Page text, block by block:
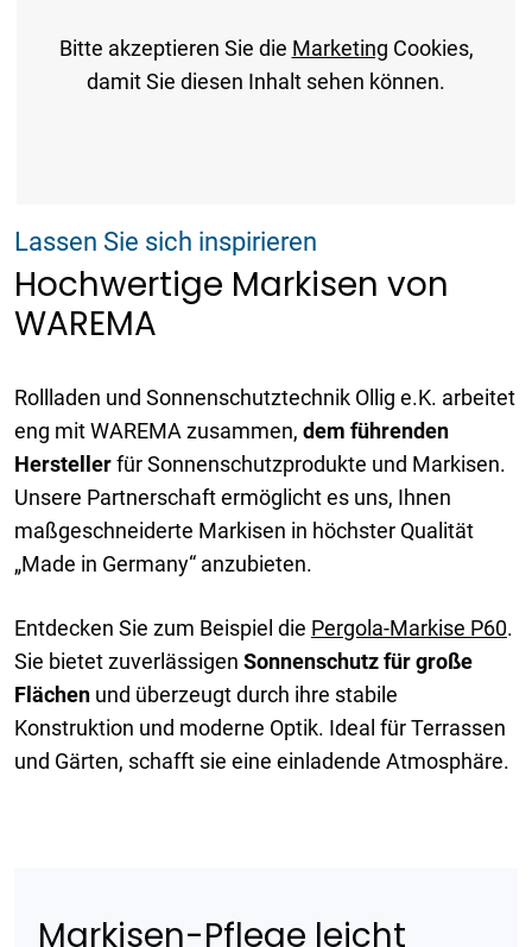
Bitte akzeptieren Sie die Marketing Cookies,
damit Sie diesen Inhalt sehen können.
Lassen Sie sich inspirieren
Hochwertige Markisen von
WAREMA
Rollladen und Sonnenschutztechnik Ollig e.K. arbeitet
eng mit WAREMA zusammen, dem führenden
Herstellerfür Sonnenschutzprodukte und Markisen.
Unsere Partnerschaft ermöglicht es uns, Ihnen
maßgeschneiderte Markisen in höchster Qualität
„Made in Germany“ anzubieten.
Entdecken Sie zum Beispiel die Pergola-Markise P60.
Sie bietet zuverlässigen Sonnenschutz für große
Flächen und überzeugt durch ihre stabile
Konstruktion und moderne Optik. Ideal für Terrassen
und Gärten, schafft sie eine einladende Atmosphäre.
Markisen-Pflege leicht